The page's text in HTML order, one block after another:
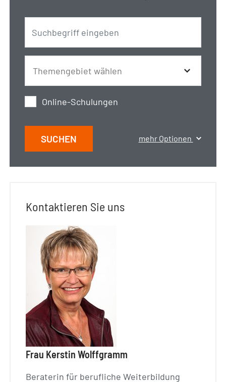
Online-Schulungen
SUCHEN mehr Optionen
Kontaktieren Sie uns
Frau Kerstin Wolffgramm
Beraterin für berufliche Weiterbildung